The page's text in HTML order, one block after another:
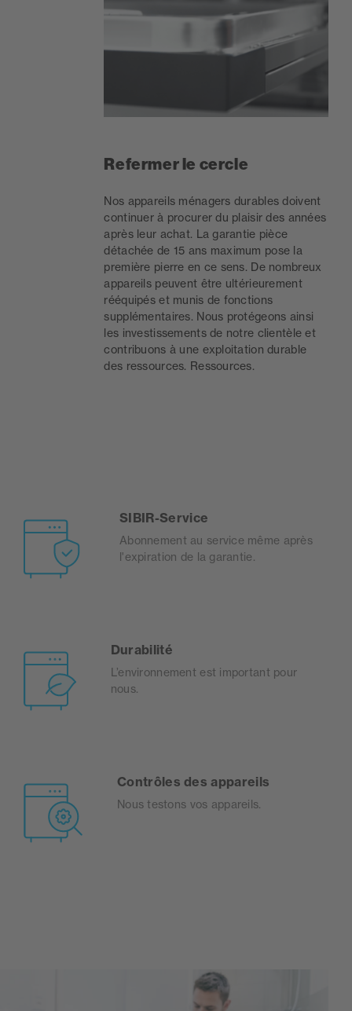
Refermer le cercle
Nos appareils ménagers durables doivent
continuer à procurer du plaisir des années
après leur achat. La garantie pièce
détachée de 15 ans maximum pose la
première pierre en ce sens. De nombreux
appareils peuvent être ultérieurement
rééquipés et munis de fonctions
supplémentaires. Nous protégeons ainsi
les investissements de notre clientèle et
contribuons à une exploitation durable
des ressources. Ressources.
SIBIR-Service
Abonnement au service même après
l'expiration de la garantie.
Durabilité
L’environnement est important pour
nous.
Contrôles des appareils
Nous testons vos appareils.